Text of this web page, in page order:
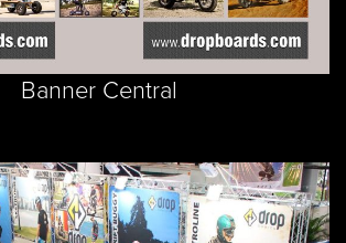
Banner Central